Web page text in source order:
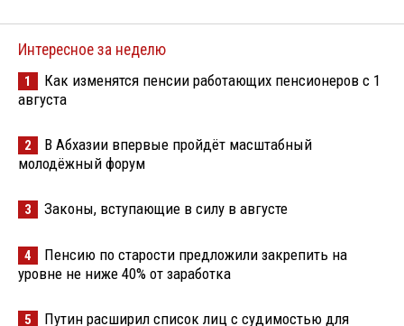
Интересное за неделю
1
Как изменятся пенсии работающих пенсионеров с 1
августа
2
В Абхазии впервые пройдёт масштабный
молодёжный форум
3 Законы, вступающие в силу в августе
4
Пенсию по старости предложили закрепить на
уровне не ниже 40% от заработка
5
Путин расширил список лиц с судимостью для